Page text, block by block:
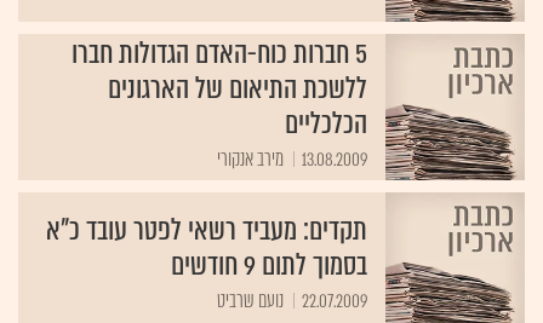
5 חברות כוח-האדם הגדולות חברו
ללשכת התיאום של הארגונים
הכלכליים
13.08.2009 מירב אנקורי
תקדים: מעביד רשאי לפטר עובד כ"א
בסמוך לתום 9 חודשים
22.07.2009 נועם שרביט